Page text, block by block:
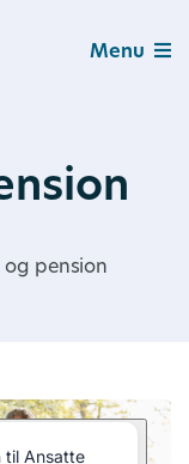
Menu
og pension